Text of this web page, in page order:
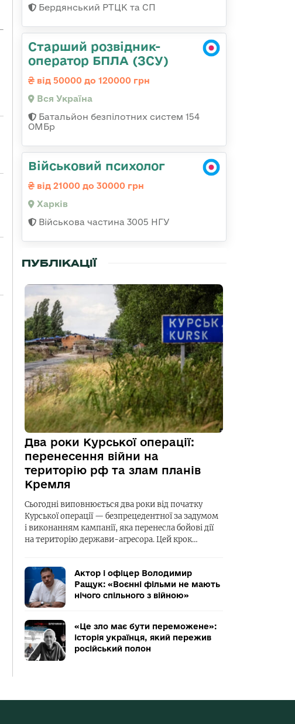
Бердянський РТЦК та СП
Старший розвідник-
оператор БПЛА (ЗСУ)
від 50000 до 120000 грн
Вся Україна
Батальйон безпілотних систем 154
ОМБр
Військовий психолог
від 21000 до 30000 грн
Харків
Військова частина 3005 НГУ
ПУБЛІКАЦІЇ
Два роки Курської операції:
перенесення війни на
територію рф та злам планів
Кремля
Сьогодні виповнюється два роки від початку
Курської операції — безпрецедентної за задумом
і виконанням кампанії, яка перенесла бойові дії
на територію держави-агресора. Цей крок…
Актор і офіцер Володимир
Ращук: «Воєнні фільми не мають
нічого спільного з війною»
«Це зло має бути переможене»:
історія українця, який пережив
російський полон